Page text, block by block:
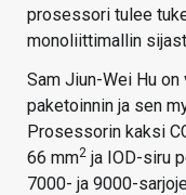
prosessori tulee
monoliittimallin
Sam Jiun-Wei Hu
paketoinnin ja sen
Prosessorin kaksi
66 mm2 ja IOD-siru
7000- ja 9000-